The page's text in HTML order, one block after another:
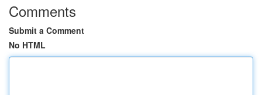
Comments
Submit a Comment
No HTML